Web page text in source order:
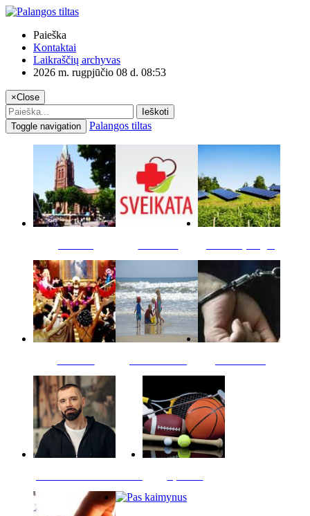
Paieška
Kontaktai
Laikraščių archyvas
2026 m. rugpjūčio 08 d. 08:53
×Close
Ieškoti
Toggle navigation
Palangos tiltas